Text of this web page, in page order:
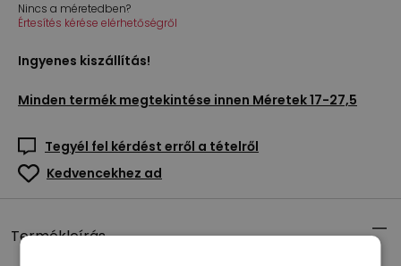
Nincs a méretedben?
Értesítés kérése elérhetőségről
Ingyenes kiszállítás!
Minden termék megtekintése innen Méretek 17-27,5
Tegyél fel kérdést erről a tételről
Kedvencekhez ad
Termékleírás